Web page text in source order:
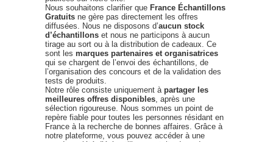
Nous souhaitons clarifier que France Échantillons
Gratuits ne gère pas directement les offres
diffusées. Nous ne disposons d’aucun stock
d’échantillons et nous ne participons à aucun
tirage au sort ou à la distribution de cadeaux. Ce
sont les marques partenaires et organisatrices
qui se chargent de l’envoi des échantillons, de
l’organisation des concours et de la validation des
tests de produits.
Notre rôle consiste uniquement à partager les
meilleures offres disponibles, après une
sélection rigoureuse. Nous sommes un point de
repère fiable pour toutes les personnes résidant en
France à la recherche de bonnes affaires. Grâce à
notre plateforme, vous pouvez accéder à une